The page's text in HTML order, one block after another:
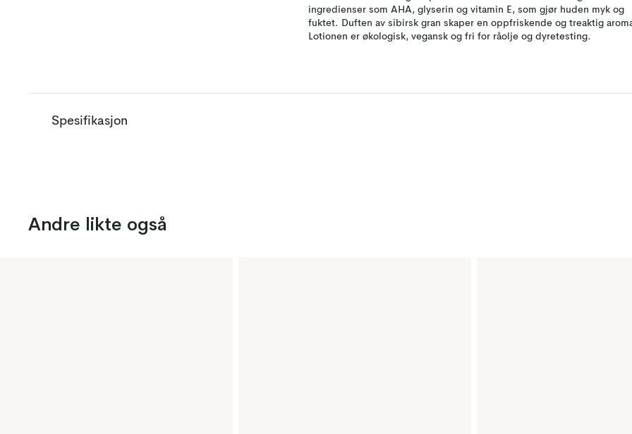
ingredienser som AHA, glyserin og vitamin E, som gjør huden myk og
fuktet. Duften av sibirsk gran skaper en oppfriskende og treaktig
Lotionen er økologisk, vegansk og fri for råolje og dyretesting.
Spesifikasjon
Andre likte også